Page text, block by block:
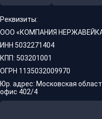
Реквизиты:
ООО «КОМПАНИЯ
ИНН 5032271404
КПП: 503201001
ОГРН 1135032009970
Юр. адрес: Московская
офис 402/4